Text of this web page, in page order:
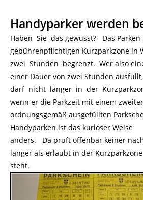
Handyparker werden
Haben Sie das gewusst? Das Parken
gebührenpflichtigen Kurzparkzone in
zwei Stunden begrenzt. Wer also
einer Dauer von zwei Stunden ausfüllt,
darf nicht länger in der
wenn er die Parkzeit mit einem
ordnungsgemäß ausgefüllten
Handyparken ist das kurioser Weise
anders. Da prüft offenbar keiner
länger als erlaubt in der Kurzparkzone
steht.